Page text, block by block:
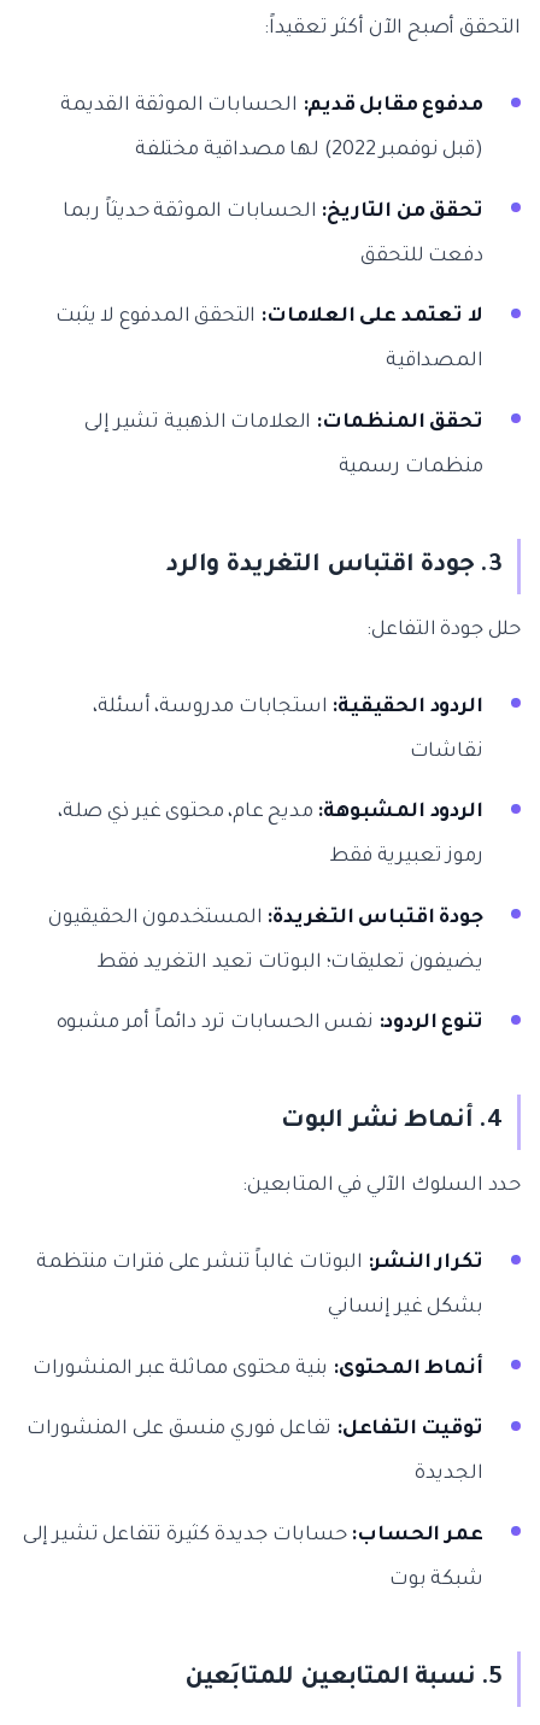
التحقق أصبح الآن أكثر تعقيداً:
مدفوع مقابل قديم:الحسابات الموثقة القديمة
(قبل نوفمبر 2022) لها مصداقية مختلفة
تحقق من التاريخ:الحسابات الموثقة حديثاً ربما
دفعت للتحقق
لا تعتمد على العلامات:التحقق المدفوع لا يثبت
المصداقية
تحقق المنظمات:العلامات الذهبية تشير إلى
منظمات رسمية
3. جودة اقتباس التغريدة والرد
حلل جودة التفاعل:
الردود الحقيقية:استجابات مدروسة، أسئلة،
نقاشات
الردود المشبوهة:مديح عام، محتوى غير ذي صلة،
رموز تعبيرية فقط
جودة اقتباس التغريدة:المستخدمون الحقيقيون
يضيفون تعليقات؛ البوتات تعيد التغريد فقط
تنوع الردود:نفس الحسابات ترد دائماً أمر مشبوه
4. أنماط نشر البوت
حدد السلوك الآلي في المتابعين:
تكرار النشر:البوتات غالباً تنشر على فترات منتظمة
بشكل غير إنساني
أنماط المحتوى:بنية محتوى مماثلة عبر المنشورات
توقيت التفاعل:تفاعل فوري منسق على المنشورات
الجديدة
عمر الحساب:حسابات جديدة كثيرة تتفاعل تشير إلى
شبكة بوت
5. نسبة المتابعين للمتابَعين